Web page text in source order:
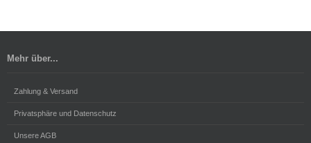
Mehr über...
Zahlung & Versand
Privatsphäre und Datenschutz
Unsere AGB